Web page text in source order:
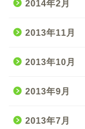
2014年2月
2013年11月
2013年10月
2013年9月
2013年7月